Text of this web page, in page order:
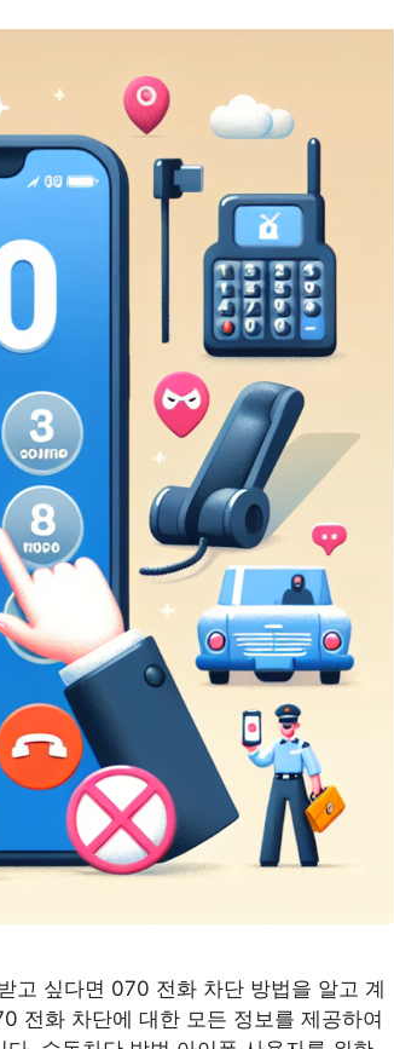
고 싶다면 070 전화 차단 방법을 알고 계
전화 차단에 대한 모든 정보를 제공하여